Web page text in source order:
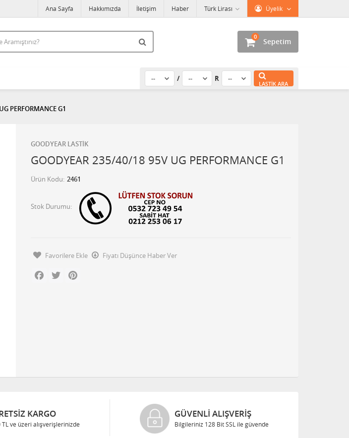
Üyelik
Türk Lirası
Ana Sayfa Hakkımızda İletişim Haber
Sepetim
0
/ R
LASTIK ARA
PERFORMANCE G1
GOODYEAR LASTİK
GOODYEAR 235/40/18 95V UG PERFORMANCE G1
Ürün Kodu 2461
Stok Durumu
Favorilere Ekle
Fiyatı Düşünce Haber Ver
Facebook
Twitter
KARGO
TL ve üzeri alışverişlerinizde
GÜVENLI ALIŞVERIŞ
Bilgileriniz 128 Bit SSL ile güvende